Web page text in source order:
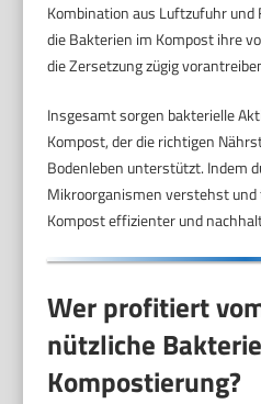
Kombination aus Luftzufuhr und
die Bakterien im Kompost ihre
die Zersetzung zügig
Insgesamt sorgen bakterielle
Kompost, der die richtigen
Bodenleben unterstützt. Indem
Mikroorganismen verstehst
Kompost effizienter und
Wer profitiert
nützliche
Kompostierung?